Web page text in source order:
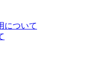
について